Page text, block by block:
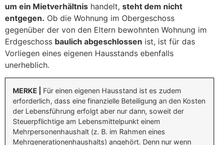
um ein Mietverhältnis handelt, steht dem nicht
entgegen. Ob die Wohnung im Obergeschoss
gegenüber der von den Eltern bewohnten Wohnung im
Erdgeschoss baulich abgeschlossen ist, ist für das
Vorliegen eines eigenen Hausstands ebenfalls
unerheblich.
MERKE |
Für einen eigenen Hausstand ist es zudem
erforderlich, dass eine finanzielle Beteiligung an den Kosten
der Lebensführung erfolgt aber nur dann, soweit der
Steuerpflichtige am Lebensmittelpunkt einem
Mehrpersonenhaushalt (z. B. im Rahmen eines
Mehrgenerationenhaushalts) angehört. Denn nur wenn